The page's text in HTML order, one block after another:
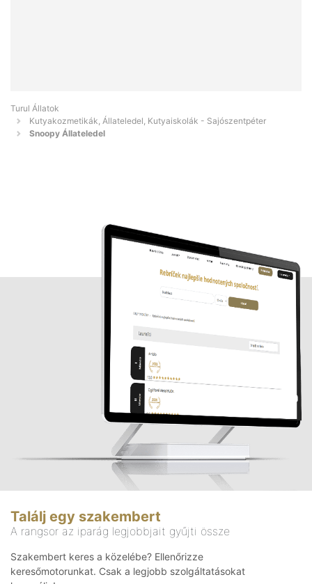
Turul Állatok
Kutyakozmetikák, Állateledel, Kutyaiskolák - Sajószentpéter
Snoopy Állateledel
Találj egy szakembert
A rangsor az iparág legjobbjait gyűjti össze
Szakembert keres a közelébe? Ellenőrizze
keresőmotorunkat. Csak a legjobb szolgáltatásokat